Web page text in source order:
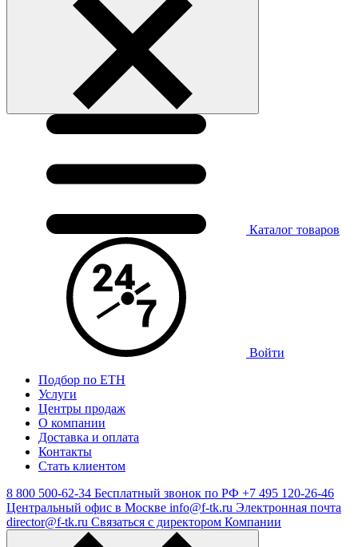
Каталог товаров
Войти
Подбор по ЕТН
Услуги
Центры продаж
О компании
Доставка и оплата
Контакты
Стать клиентом
8 800 500-62-34 Бесплатный звонок по РФ +7 495 120-26-46
Центральный офис в Москве info@f-tk.ru Электронная почта
director@f-tk.ru Связаться с директором Компании